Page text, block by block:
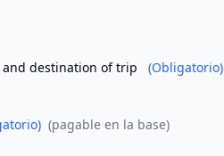
destination of trip (Obligatorio)
(pagable en la base)